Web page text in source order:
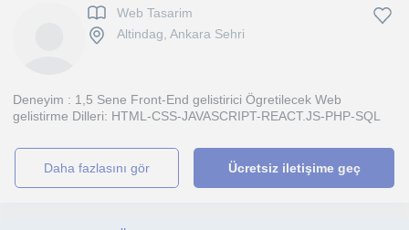
Web Tasarim
Altindag, Ankara Sehri
Deneyim : 1,5 Sene Front-End gelistirici Ögretilecek Web
gelistirme Dilleri: HTML-CSS-JAVASCRIPT-REACT.JS-PHP-SQL
daha fazlasını gör Ücretsiz iletişime geç